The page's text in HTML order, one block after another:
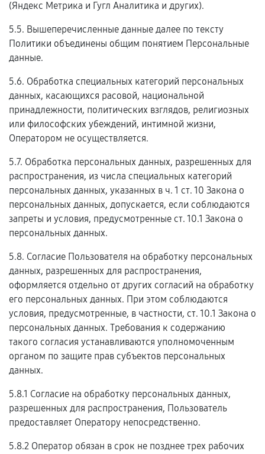
(Яндекс Метрика и Гугл Аналитика и других).
5.5. Вышеперечисленные данные далее по тексту
Политики объединены общим понятием Персональные
данные.
5.6. Обработка специальных категорий персональных
данных, касающихся расовой, национальной
принадлежности, политических взглядов, религиозных
или философских убеждений, интимной жизни,
Оператором не осуществляется.
5.7. Обработка персональных данных, разрешенных для
распространения, из числа специальных категорий
персональных данных, указанных в ч. 1 ст. 10 Закона о
персональных данных, допускается, если соблюдаются
запреты и условия, предусмотренные ст. 10.1 Закона о
персональных данных.
5.8. Согласие Пользователя на обработку персональных
данных, разрешенных для распространения,
оформляется отдельно от других согласий на обработку
его персональных данных. При этом соблюдаются
условия, предусмотренные, в частности, ст. 10.1 Закона о
персональных данных. Требования к содержанию
такого согласия устанавливаются уполномоченным
органом по защите прав субъектов персональных
данных.
5.8.1 Согласие на обработку персональных данных,
разрешенных для распространения, Пользователь
предоставляет Оператору непосредственно.
5.8.2 Оператор обязан в срок не позднее трех рабочих